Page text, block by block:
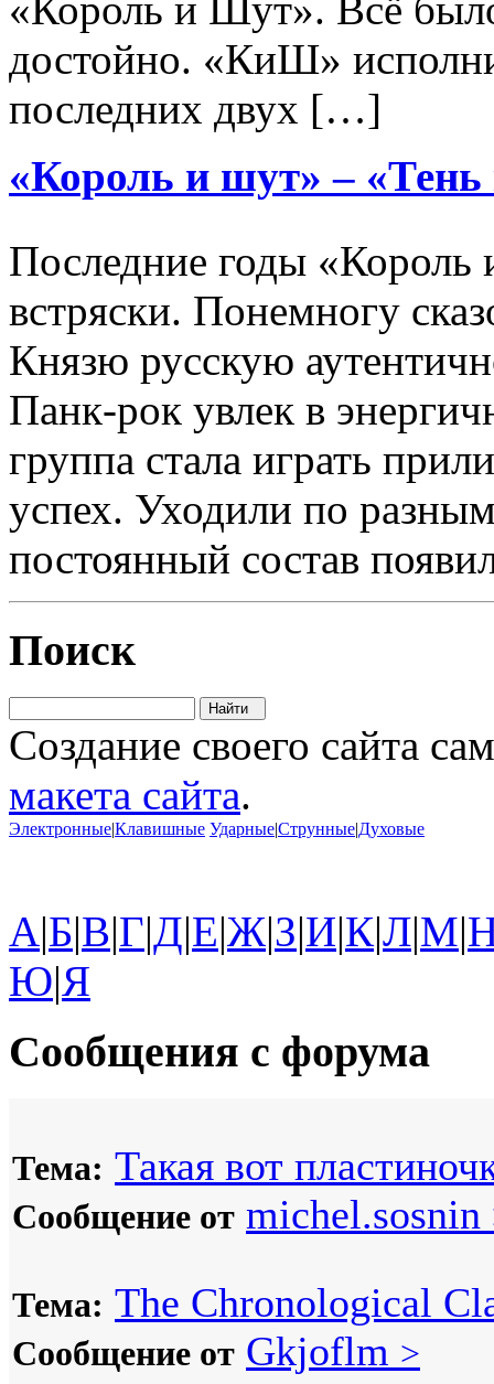
«Король и Шут». Всё
достойно. «КиШ»
последних двух […]
«Король и шут» – «Тень
Последние годы «Король
встряски. Понемногу
Князю русскую
Панк-рок увлек в
группа стала играть
успех. Уходили по
постоянный состав
Поиск
Создание своего сайта
макета сайта.
Электронные|Клавишные Ударные|Струнные|Духовые
А|Б|В|Г|Д|Е|Ж|З|И|К|Л|М|
Ю|Я
Сообщения с форума
Тема: Такая вот
Сообщение от michel.sosnin
Тема: The Chronological
Сообщение от Gkjoflm >